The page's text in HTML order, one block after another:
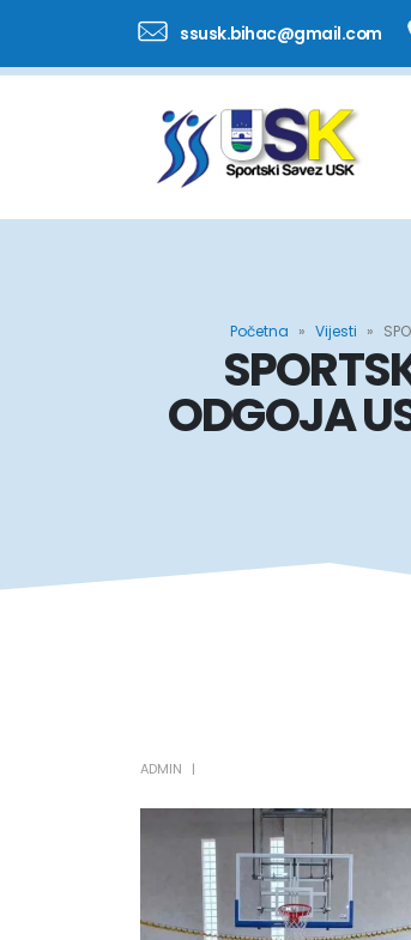
ssusk.bihac@gmail.com
Početna » Vijesti »
ODGOJA
ADMIN